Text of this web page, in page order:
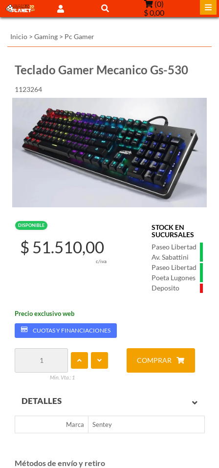
(0)
$ 0,00
Inicio > Gaming > Pc Gamer
Teclado Gamer Mecanico Gs-530
1123264
DISPONIBLE
STOCK EN
SUCURSALES
Paseo Libertad
Av. Sabattini
Paseo Libertad
Poeta Lugones
Deposito
$ 51.510,00
c/iva
Precio exclusivo web
CUOTAS Y FINANCIACIONES
Min. Vta.: 1
COMPRAR
DETALLES
Marca Sentey
Métodos de envío y retiro